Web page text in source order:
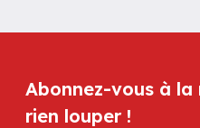
Abonnez-vous à
rien louper !